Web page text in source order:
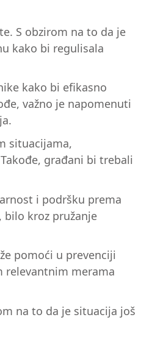
S obzirom na to da je
kako bi regulisala
kako bi efikasno
važno je napomenuti
situacijama,
građani bi trebali
i podršku prema
kroz pružanje
pomoći u prevenciji
relevantnim merama
na to da je situacija još